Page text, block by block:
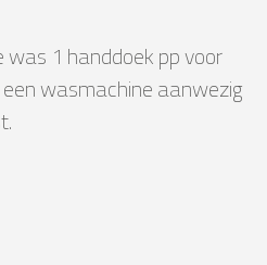
was 1 handdoek pp voor
wasmachine aanwezig